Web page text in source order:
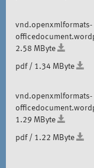
vnd.openxmlformats-
2.58 MByte
pdf / 1.34 MByte
vnd.openxmlformats-
1.29 MByte
pdf / 1.22 MByte